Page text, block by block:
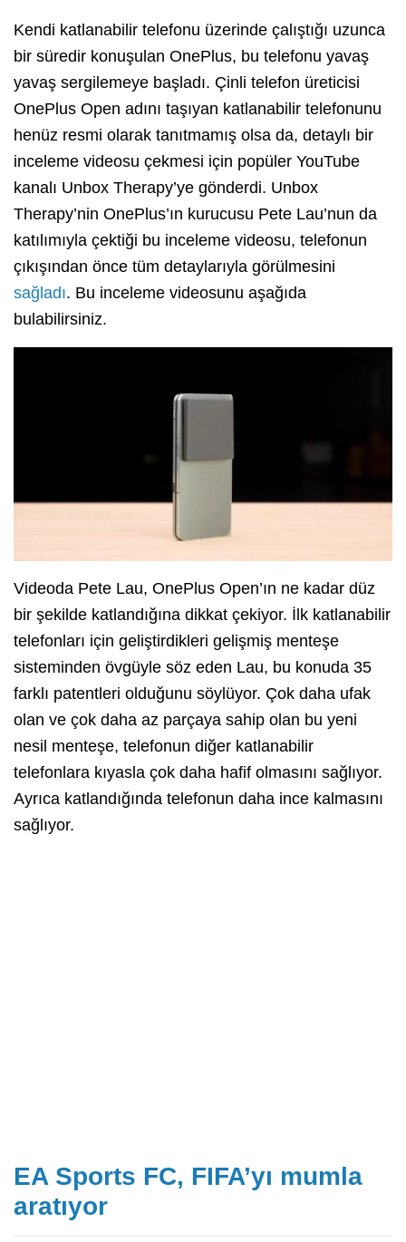
Kendi katlanabilir telefonu üzerinde çalıştığı uzunca
bir süredir konuşulan OnePlus, bu telefonu yavaş
yavaş sergilemeye başladı. Çinli telefon üreticisi
OnePlus Open adını taşıyan katlanabilir telefonunu
henüz resmi olarak tanıtmamış olsa da, detaylı bir
inceleme videosu çekmesi için popüler YouTube
kanalı Unbox Therapy’ye gönderdi. Unbox
Therapy’nin OnePlus’ın kurucusu Pete Lau’nun da
katılımıyla çektiği bu inceleme videosu, telefonun
çıkışından önce tüm detaylarıyla görülmesini
sağladı. Bu inceleme videosunu aşağıda
bulabilirsiniz.
Videoda Pete Lau, OnePlus Open’ın ne kadar düz
bir şekilde katlandığına dikkat çekiyor. İlk katlanabilir
telefonları için geliştirdikleri gelişmiş menteşe
sisteminden övgüyle söz eden Lau, bu konuda 35
farklı patentleri olduğunu söylüyor. Çok daha ufak
olan ve çok daha az parçaya sahip olan bu yeni
nesil menteşe, telefonun diğer katlanabilir
telefonlara kıyasla çok daha hafif olmasını sağlıyor.
Ayrıca katlandığında telefonun daha ince kalmasını
sağlıyor.
EA Sports FC, FIFA’yı mumla
aratıyor